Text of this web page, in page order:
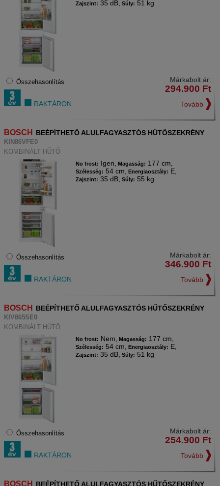
Zajszint: 35 dB, Súly: 51 kg
Összehasonlítás
RAKTÁRON
Márkabolt ár:
294.900 Ft
Tovább
BOSCH BEÉPÍTHETŐ ALULFAGYASZTÓS HŰTŐSZEKRÉNY
KIN86VFE0
KOMBINÁLT HŰTŐ
No frost: Igen, Magasság: 177 cm,
Szélesség: 54 cm, Energiaosztály: E,
Zajszint: 35 dB, Súly: 55 kg
Összehasonlítás
RAKTÁRON
Márkabolt ár:
346.900 Ft
Tovább
BOSCH BEÉPÍTHETŐ ALULFAGYASZTÓS HŰTŐSZEKRÉNY
KIV865SE0
KOMBINÁLT HŰTŐ
No frost: Nem, Magasság: 177 cm,
Szélesség: 54 cm, Energiaosztály: E,
Zajszint: 35 dB, Súly: 51 kg
Összehasonlítás
RAKTÁRON
Márkabolt ár:
254.900 Ft
Tovább
BOSCH BEÉPÍTHETŐ ALULFAGYASZTÓS HŰTŐSZEKRÉNY